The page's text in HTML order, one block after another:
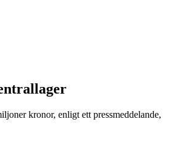
kronor, enligt ett pressmeddelande,